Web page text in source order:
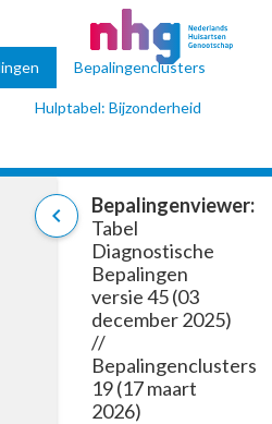
Bepalingenclusters
Hulptabel: Bijzonderheid
chevron_left
Bepalingenviewer:
Tabel
Diagnostische
Bepalingen
versie 45 (03
december 2025)
//
Bepalingenclusters
19 (17 maart
2026)